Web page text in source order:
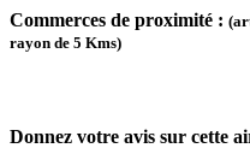
Commerces de proximité :
rayon de 5 Kms)
Donnez votre avis sur cette